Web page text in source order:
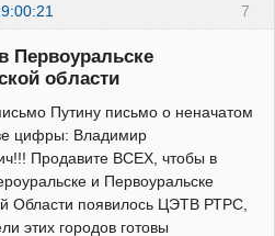
7
Первоуральске
области
Путину письмо о неначатом
цифры: Владимир
Продавите ВСЕХ, чтобы в
и Первоуральске
Области появилось ЦЭТВ РТРС,
этих городов готовы